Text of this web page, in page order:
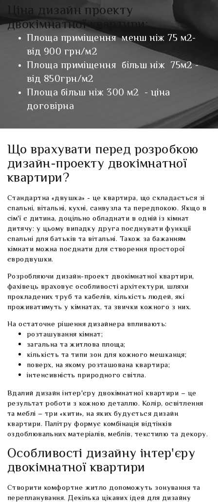
Ціна дизайн проекту
двокімнатної квартири:
Площа приміщення менш ніж 75 м2-
від 900 грн/м2
Площа приміщення більш ніж 75м2 -
від 850грн/м2
Площа більш ніж 300 м2 - ціна
договірна
Що врахувати перед розробкою
дизайн-проекту двокімнатної
квартири?
Стандартна «двушка» - це квартира, що складається зі
спальні, вітальні, кухні, санвузла та передпокою. Якщо в
сім'ї є дитина, доцільно обладнати в одній із кімнат
дитячу: у цьому випадку друга поєднувати функції
спальні для батьків та вітальні. Також за бажанням
кімнати можна поєднати для створення просторої
євродвушки.
Розробляючи дизайн-проект двокімнатної квартири,
фахівець враховує особливості архітектури, шляхи
прокладених труб та кабелів, кількість людей, які
проживатимуть у кімнатах, та звички кожного з них.
На остаточне рішення дизайнера впливають:
розташування кімнат;
загальна та житлова площа;
кількість та типи зон для кожного мешканця;
поверх, на якому розташована квартира;
інтенсивність природного світла.
Вдалий дизайн інтер'єру двокімнатної квартири – це
результат роботи з кожною деталлю. Колір, освітлення
та меблі – три «кити», на яких будується дизайн
квартири. Палітру формує комбінація відтінків
оздоблювальних матеріалів, меблів, текстилю та декору.
Особливості дизайну інтер'єру
двокімнатної квартири
Створити комфортне житло допоможуть зонування та
перепланування. Декілька цікавих ідей для дизайну